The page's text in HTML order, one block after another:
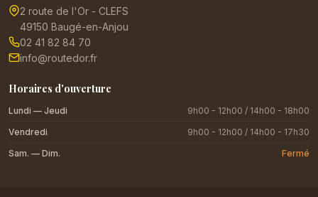
2 route de l'Or - CLEFS
49150 Baugé-en-Anjou
02 41 82 84 70
info@routedor.fr
Horaires d'ouverture
Lundi — Jeudi
9h00 - 12h00 / 14h00 - 18h00
Vendredi
9h00 - 12h00 / 14h00 - 17h30
Sam. — Dim.
Fermé